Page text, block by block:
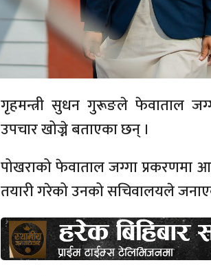
गृहमन्त्री सुधन गुरूङले फेवाताल
उपचार खोज्ने बताएका छन् ।
पोखराको फेवाताल जग्गा प्रकरणमा
तयारी गरेको उनको सचिवालयले